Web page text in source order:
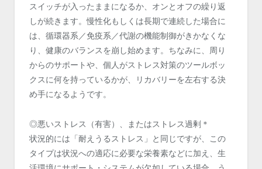
スイッチが入ったままになるか、オンとオフの繰り返
しが続きます。慢性化もしくは長期で連続した場合に
は、循環器系／免疫系／代謝の機能制御がきかなくな
り、健康のバランスを崩し始めます。ちなみに、周り
からのサポートや、個人がストレス対策のツールボッ
クスに何を持っているかが、リカバリーを左右する決
め手になるようです。
◎悪いストレス（有害）、またはストレス過剰＊
状況的には「耐えうるストレス」と同じですが、この
タイプは状況への適応に必要な栄養素などに加え、生